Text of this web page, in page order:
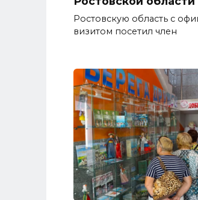
Ростовскую область с
визитом посетил член